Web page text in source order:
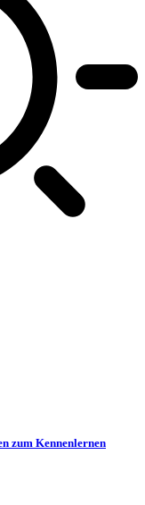
zum Kennenlernen